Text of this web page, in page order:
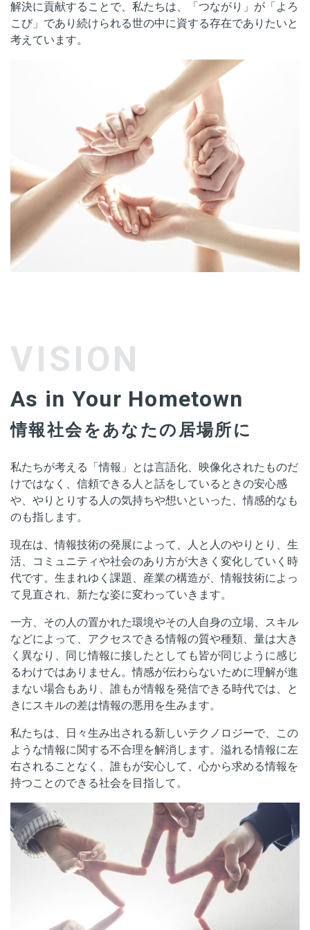
解決に貢献することで、私たちは、「つながり」が「よろ
こび」であり続けられる世の中に資する存在でありたいと
考えています。
VISION
As in Your Hometown
情報社会をあなたの居場所に
私たちが考える「情報」とは言語化、映像化されたものだ
けではなく、信頼できる人と話をしているときの安心感
や、やりとりする人の気持ちや想いといった、情感的なも
のも指します。
現在は、情報技術の発展によって、人と人のやりとり、生
活、コミュニティや社会のあり方が大きく変化していく時
代です。生まれゆく課題、産業の構造が、情報技術によっ
て見直され、新たな姿に変わっていきます。
一方、その人の置かれた環境やその人自身の立場、スキル
などによって、アクセスできる情報の質や種類、量は大き
く異なり、同じ情報に接したとしても皆が同じように感じ
るわけではありません。情感が伝わらないために理解が進
まない場合もあり、誰もが情報を発信できる時代では、と
きにスキルの差は情報の悪用を生みます。
私たちは、日々生み出される新しいテクノロジーで、この
ような情報に関する不合理を解消します。溢れる情報に左
右されることなく、誰もが安心して、心から求める情報を
持つことのできる社会を目指して。